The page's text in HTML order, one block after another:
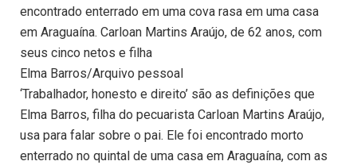
encontrado enterrado em uma cova rasa em uma casa
em Araguaína. Carloan Martins Araújo, de 62 anos, com
seus cinco netos e filha
Elma Barros/Arquivo pessoal
‘Trabalhador, honesto e direito’ são as definições que
Elma Barros, filha do pecuarista Carloan Martins Araújo,
usa para falar sobre o pai. Ele foi encontrado morto
enterrado no quintal de uma casa em Araguaína, com as